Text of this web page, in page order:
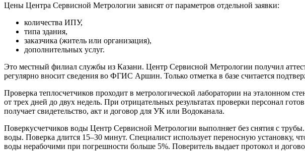
Цены Центра Сервисной Метрологии зависят от параметров отдельной заявки:
количества ИПУ,
типа здания,
заказчика (житель или организация),
дополнительных услуг.
Это местный филиал службы из Казани. Центр Сервисной Метрологии получил
регулярно вносит сведения во ФГИС Аршин. Только отметка в базе считается
Проверка теплосчетчиков проходит в метрологической лаборатории на
от трех дней до двух недель. При отрицательных результатах проверки персонал
получает свидетельство, акт и договор для УК или Водоканала.
Поверкусчетчиков воды Центр Сервисной Метрологии выполняет без снятия с
воды. Поверка длится 15–30 минут. Специалист использует переносную установку,
воды нерабочими при погрешности больше 5%. Поверитель выдает протокол и